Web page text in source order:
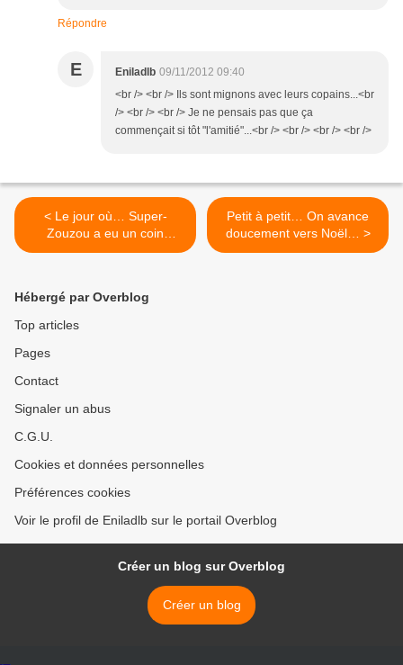
Répondre
E Eniladlb 09/11/2012 09:40
<br /> <br /> Ils sont mignons avec leurs copains...<br
/> <br /> <br /> Je ne pensais pas que ça
commençait si tôt "l'amitié"...<br /> <br /> <br /> <br />
< Le jour où… Super-
Zouzou a eu un coin
lecture…
Petit à petit… On avance
doucement vers Noël… >
Hébergé par Overblog
Top articles
Pages
Contact
Signaler un abus
C.G.U.
Cookies et données personnelles
Préférences cookies
Voir le profil de Eniladlb sur le portail Overblog
Créer un blog sur Overblog
Créer un blog